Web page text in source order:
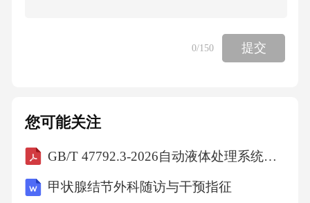
乙方无法正常使用房屋的，甲方应承担相应的
违约责任。甲方应按照乙方实际遭受的损失向
生活不便所产生的合理费用等。2.若甲方违反本
合同约定，擅自提前收回房屋或干涉乙方正常
居住和使用权利的，甲方应按照剩余租赁期限
0/150 提交
您可能关注
GB/T 47792.3-2026自动液体处理系统第3部分：容量性能的测定、规范和报告
甲状腺结节外科随访与干预指征